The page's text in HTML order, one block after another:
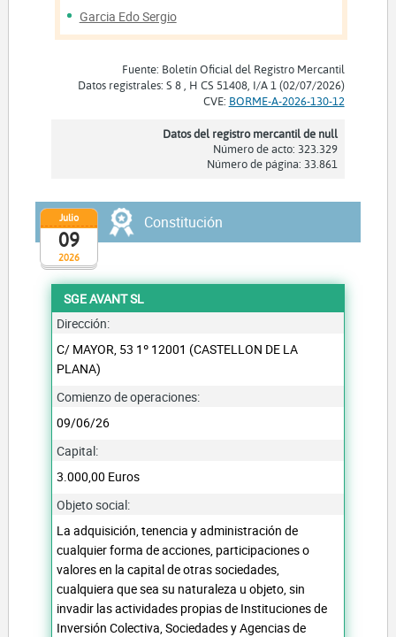
Garcia Edo Sergio
Fuente: Boletín Oficial del Registro Mercantil
Datos registrales: S 8 , H CS 51408, I/A 1 (02/07/2026)
CVE: BORME-A-2026-130-12
Datos del registro mercantil de null
Número de acto: 323.329
Número de página: 33.861
2026
Julio
09
Constitución
SGE AVANT SL
Dirección:
C/ MAYOR, 53 1º 12001 (CASTELLON DE LA
PLANA)
Comienzo de operaciones:
09/06/26
Capital:
3.000,00 Euros
Objeto social:
La adquisición, tenencia y administración de
cualquier forma de acciones, participaciones o
valores en la capital de otras sociedades,
cualquiera que sea su naturaleza u objeto, sin
invadir las actividades propias de Instituciones de
Inversión Colectiva, Sociedades y Agencias de